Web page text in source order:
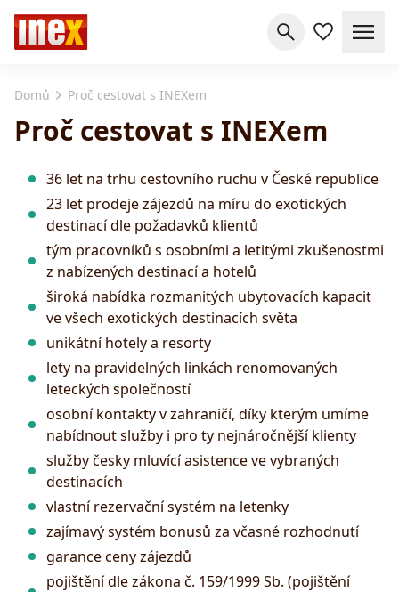
Domů Proč cestovat s INEXem
Proč cestovat s INEXem
36 let na trhu cestovního ruchu v České republice
23 let prodeje zájezdů na míru do exotických
destinací dle požadavků klientů
tým pracovníků s osobními a letitými zkušenostmi
z nabízených destinací a hotelů
široká nabídka rozmanitých ubytovacích kapacit
ve všech exotických destinacích světa
unikátní hotely a resorty
lety na pravidelných linkách renomovaných
leteckých společností
osobní kontakty v zahraničí, díky kterým umíme
nabídnout služby i pro ty nejnáročnější klienty
služby česky mluvící asistence ve vybraných
destinacích
vlastní rezervační systém na letenky
zajímavý systém bonusů za včasné rozhodnutí
garance ceny zájezdů
pojištění dle zákona č. 159/1999 Sb. (pojištění